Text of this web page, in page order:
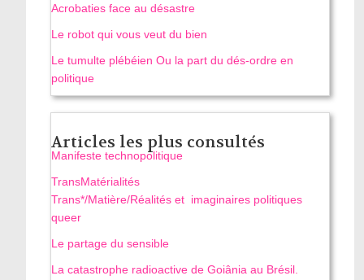
Acrobaties face au désastre
Le robot qui vous veut du bien
Le tumulte plébéien Ou la part du dés-ordre en
politique
Articles les plus consultés
Manifeste technopolitique
TransMatérialités
Trans*/Matière/Réalités et imaginaires politiques
queer
Le partage du sensible
La catastrophe radioactive de Goiânia au Brésil.